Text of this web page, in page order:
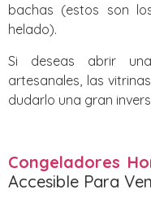
bachas (estos son
helado).
Si deseas abrir
artesanales, las
dudarlo una gran
Congeladores
Accesible Para